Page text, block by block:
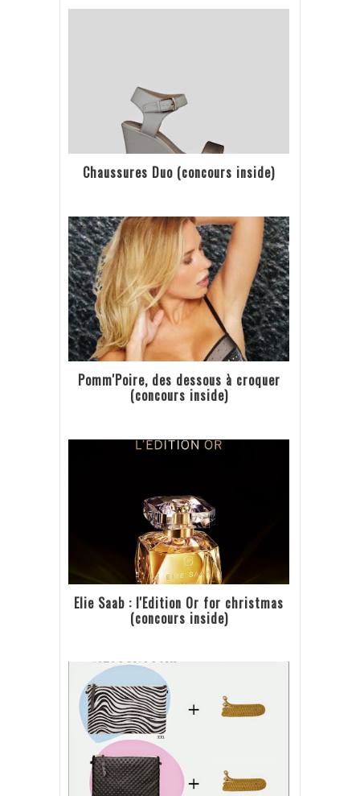
Chaussures Duo (concours inside)
Pomm'Poire, des dessous à croquer
(concours inside)
Elie Saab : l'Edition Or for christmas
(concours inside)